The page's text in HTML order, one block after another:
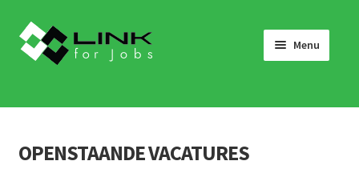
to
navigation
to
content
Menu
LINK 4 JOBS VOOR BEDRIJVEN
OPENSTAANDE VACATURES